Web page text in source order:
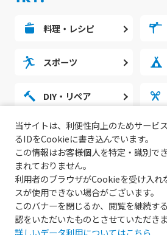
料理・レシピ
スポーツ
DIY・リペア
勉強・スタディ
当サイトは、利便性向上のためサービ
るIDをCookieに書き込んでいます。
この情報はお客様個人を特定・識別で
まれておりません。
利用者のブラウザがCookieを受け入れ
スが使用できない場合がございます。
このバナーを閉じるか、閲覧を継続す
認をいただいたものとさせていただきま
詳しいデータ利用についてはこちら